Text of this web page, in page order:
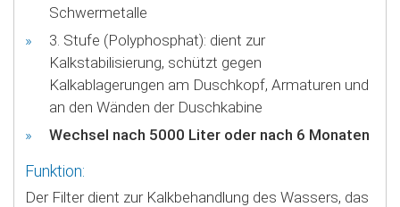
Schwermetalle
3. Stufe (Polyphosphat): dient zur
Kalkstabilisierung, schützt gegen
Kalkablagerungen am Duschkopf, Armaturen und
an den Wänden der Duschkabine
Wechsel nach 5000 Liter oder nach 6 Monaten
Funktion:
Der Filter dient zur Kalkbehandlung des Wassers, das